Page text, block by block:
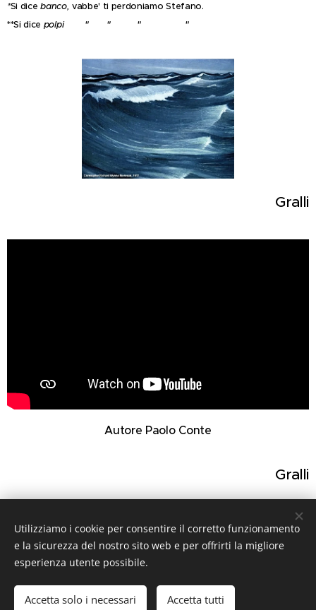
*Si dicebanco, vabbe' ti perdoniamo Stefano.
**Si dice polpi " " " "
Gralli
Autore Paolo Conte
Gralli
Share
Utilizziamo i cookie per consentire il corretto funzionamento
e la sicurezza del nostro sito web e per offrirti la migliore
esperienza utente possibile.
Accetta solo i necessari Accetta tutti